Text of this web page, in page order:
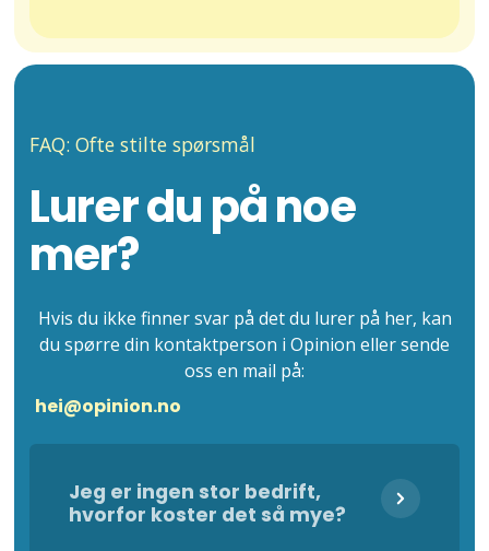
FAQ: Ofte stilte spørsmål
Lurer du på noe
mer?
Hvis du ikke finner svar på det du lurer på her, kan
du spørre din kontaktperson i Opinion eller sende
oss en mail på:
hei@opinion.no
Jeg er ingen stor bedrift,
hvorfor koster det så mye?